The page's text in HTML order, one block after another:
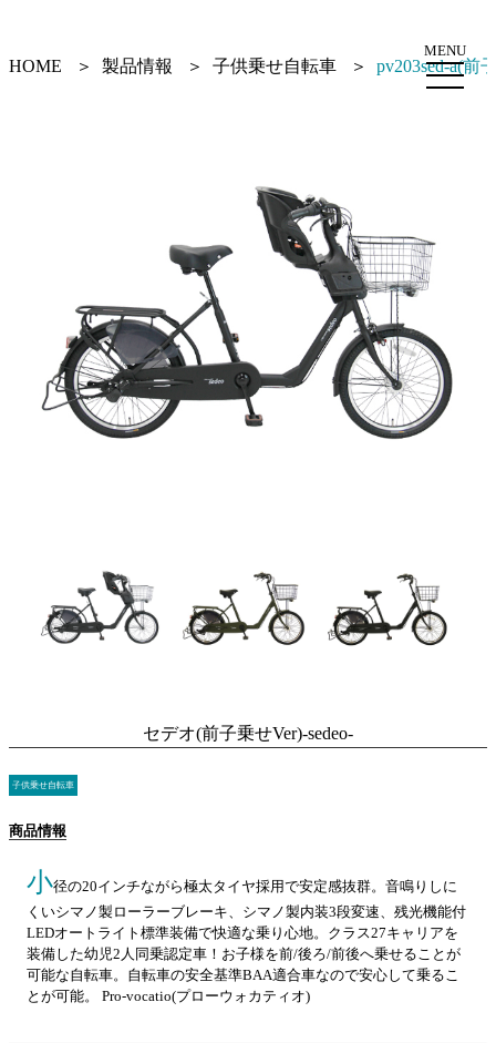
MENU
HOME 製品情報 子供乗せ自転車 pv203sed-a(前
セデオ(前子乗せVer)-sedeo-
子供乗せ自転車
商品情報
小径の20インチながら極太タイヤ採用で安定感抜群。音鳴りしに
くいシマノ製ローラーブレーキ、シマノ製内装3段変速、残光機能付
LEDオートライト標準装備で快適な乗り心地。クラス27キャリアを
装備した幼児2人同乗認定車！お子様を前/後ろ/前後へ乗せることが
可能な自転車。自転車の安全基準BAA適合車なので安心して乗るこ
とが可能。 Pro-vocatio(プローウォカティオ)